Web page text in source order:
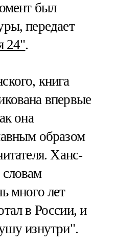
был
передает
24".
книга
впервые
она
образом
Ханс-
много лет
в России, и
изнутри".